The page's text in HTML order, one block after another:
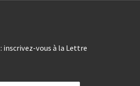
inscrivez-vous à la Lettre